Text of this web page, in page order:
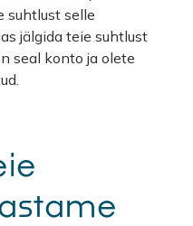
suhtlust selle
jälgida teie suhtlust
seal konto ja olete